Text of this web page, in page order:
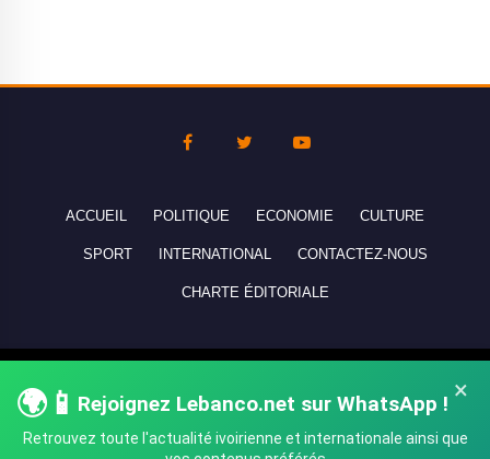
×
🌍📱 Rejoignez Lebanco.net sur WhatsApp !
Retrouvez toute l'actualité ivoirienne et internationale ainsi que
ACCUEIL POLITIQUE ECONOMIE CULTURE
SPORT INTERNATIONAL CONTACTEZ-NOUS
CHARTE ÉDITORIALE
réservés - All rights reserved.